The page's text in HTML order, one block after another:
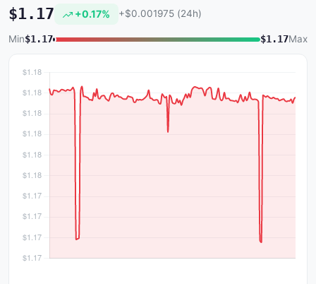
$1.17 +0.17% +$0.001975 (24h)
Min$1.17 $1.17Max